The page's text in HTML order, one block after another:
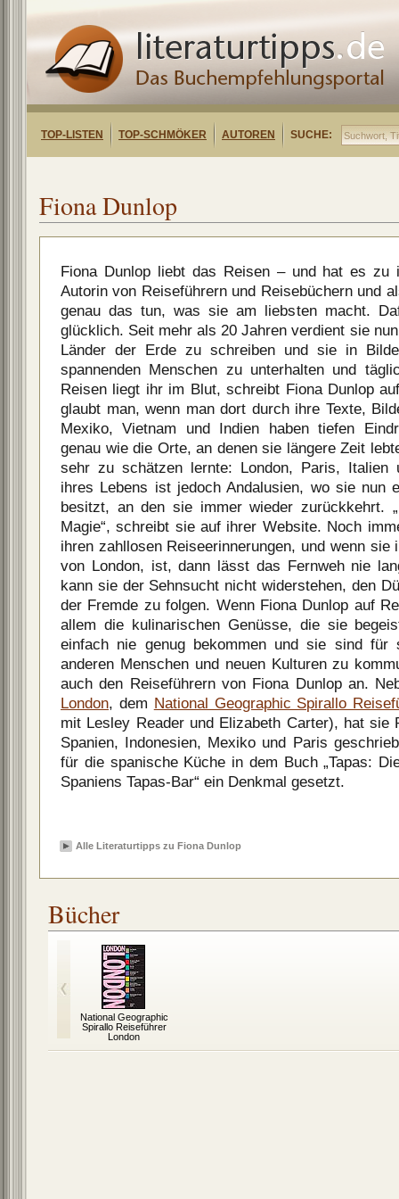
TOP-LISTEN TOP-SCHMÖKER AUTOREN SUCHE:
Fiona Dunlop
Fiona Dunlop liebt das Reisen – und hat es zu
Autorin von Reiseführern und Reisebüchern und
genau das tun, was sie am liebsten macht.
glücklich. Seit mehr als 20 Jahren verdient sie
Länder der Erde zu schreiben und sie in
spannenden Menschen zu unterhalten und
Reisen liegt ihr im Blut, schreibt Fiona Dunlop
glaubt man, wenn man dort durch ihre Texte,
Mexiko, Vietnam und Indien haben tiefen
genau wie die Orte, an denen sie längere Zeit
sehr zu schätzen lernte: London, Paris, Italien
ihres Lebens ist jedoch Andalusien, wo sie nun
besitzt, an den sie immer wieder zurückkehrt.
Magie“, schreibt sie auf ihrer Website. Noch
ihren zahllosen Reiseerinnerungen, und wenn
von London, ist, dann lässt das Fernweh nie
kann sie der Sehnsucht nicht widerstehen, den
der Fremde zu folgen. Wenn Fiona Dunlop auf
allem die kulinarischen Genüsse, die sie
einfach nie genug bekommen und sie sind
anderen Menschen und neuen Kulturen zu
auch den Reiseführern von Fiona Dunlop an.
London, dem National Geographic Spirallo
mit Lesley Reader und Elizabeth Carter), hat sie
Spanien, Indonesien, Mexiko und Paris
für die spanische Küche in dem Buch „Tapas:
Spaniens Tapas-Bar“ ein Denkmal gesetzt.
Alle Literaturtipps zu Fiona Dunlop
Bücher
National Geographic
Spirallo Reiseführer
London